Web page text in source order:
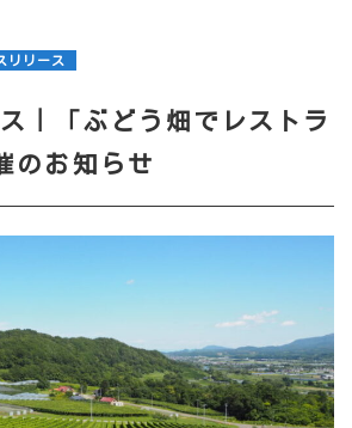
リリース
｜「ぶどう畑でレストラ
のお知らせ